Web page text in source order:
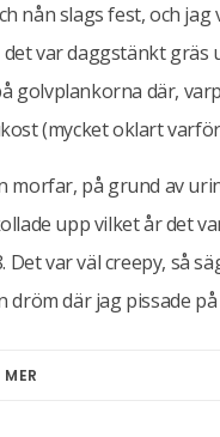
nån slags fest, och
var daggstänkt gräs
golvplankorna där,
(mycket oklart
morfar, på grund av
upp vilket år det
Det var väl creepy, så
dröm där jag pissade